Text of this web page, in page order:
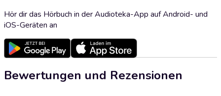
Hör dir das Hörbuch in der Audioteka-App auf Android- und
iOS-Geräten an
Bewertungen und Rezensionen